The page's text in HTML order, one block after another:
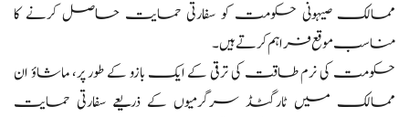
ممالک صیہونی حکومت کو سفارتی حمایت حاصل کرنے کا
مناسب موقع فراہم کرتے ہیں۔
حکومت کی نرم طاقت کی ترقی کے ایک بازو کے طور پر، ماشاؤ ان
ممالک میں ٹارگٹڈ سرگرمیوں کے ذریعے سفارتی حمایت